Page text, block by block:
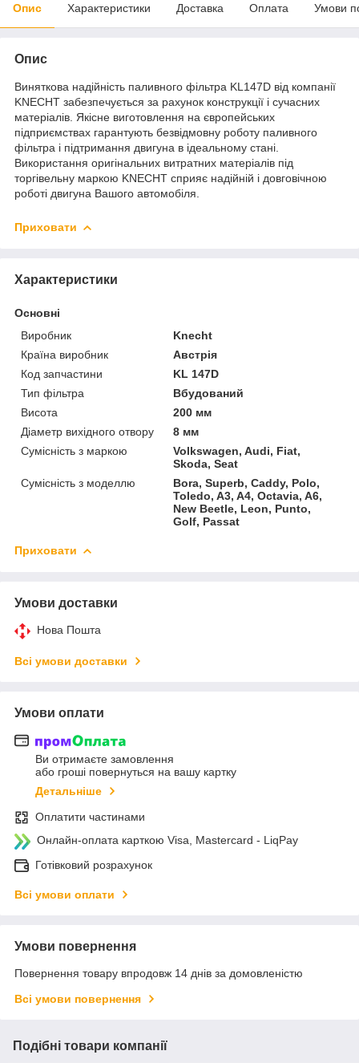
Опис Характеристики Доставка Оплата Умови
Опис
Виняткова надійність паливного фільтра KL147D від компанії
KNECHT забезпечується за рахунок конструкції і сучасних
матеріалів. Якісне виготовлення на європейських
підприємствах гарантують безвідмовну роботу паливного
фільтра і підтримання двигуна в ідеальному стані.
Використання оригінальних витратних матеріалів під
торгівельну маркою KNECHT сприяє надійній і довговічною
роботі двигуна Вашого автомобіля.
Приховати
Характеристики
Основні
Виробник
Knecht
Країна виробник
Австрія
Код запчастини
KL 147D
Тип фільтра
Вбудований
Висота
200 мм
Діаметр вихідного отвору
8 мм
Сумісність з маркою
Volkswagen, Audi, Fiat,
Skoda, Seat
Сумісність з моделлю
Bora, Superb, Caddy, Polo,
Toledo, A3, A4, Octavia, A6,
New Beetle, Leon, Punto,
Golf, Passat
Приховати
Умови доставки
Нова Пошта
Всі умови доставки
Умови оплати
Ви отримаєте замовлення
або гроші повернуться на вашу картку
Детальніше
Оплатити частинами
Онлайн-оплата карткою Visa, Mastercard - LiqPay
Готівковий розрахунок
Всі умови оплати
Умови повернення
Повернення товару впродовж 14 днів за домовленістю
Всі умови повернення
Подібні товари компанії